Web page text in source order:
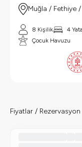
Muğla / Fethiye /
8 Kişilik 4
Çocuk Havuzu
Fiyatlar / Rezervasyon